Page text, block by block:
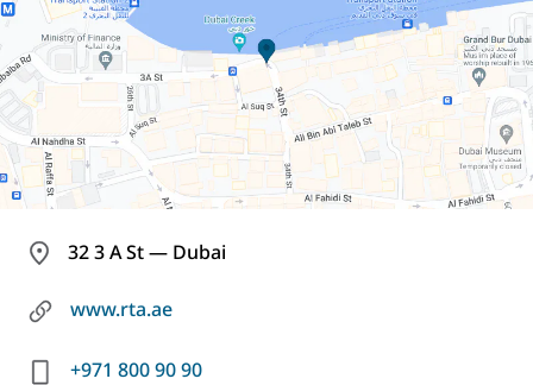
32 3 A St — Dubai
www.rta.ae
+971 800 90 90